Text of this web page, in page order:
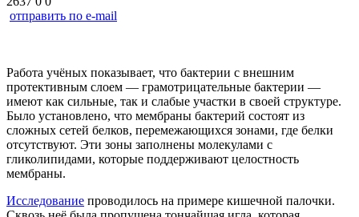
отправить по e-mail
Работа учёных показывает, что бактерии с внешним
протективным слоем — грамотрицательные бактерии —
имеют как сильные, так и слабые участки в своей структуре.
Было установлено, что мембраны бактерий состоят из
сложных сетей белков, перемежающихся зонами, где белки
отсутствуют. Эти зоны заполнены молекулами с
гликолипидами, которые поддерживают целостность
мембраны.
Исследование проводилось на примере кишечной палочки.